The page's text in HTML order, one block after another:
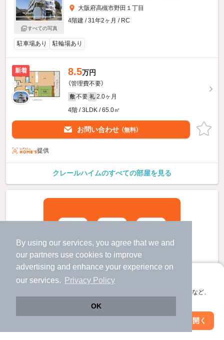
By using our services, you agree that we and
our partners use cookies to improve
advertising and enhance your experience on
our services.
Privacy Policy
OK
アプリに切り替えて、サクサクお部屋探し
会員登録なしですぐ使える。マップ検索やお気に入り保存など、
アプリを開く
すべての写真
大阪府高槻市野田１丁目
4階建 / 31年2ヶ月 / RC
駐車場あり 駐輪場あり
新着 8.5万円
（管理費不要）
敷 不要 礼 2.0ヶ月
4階 / 3LDK / 65.0㎡
お問い合わせ （無料）
提供
クレールハイムのすべての部屋を見る
絞り込み条件を変更